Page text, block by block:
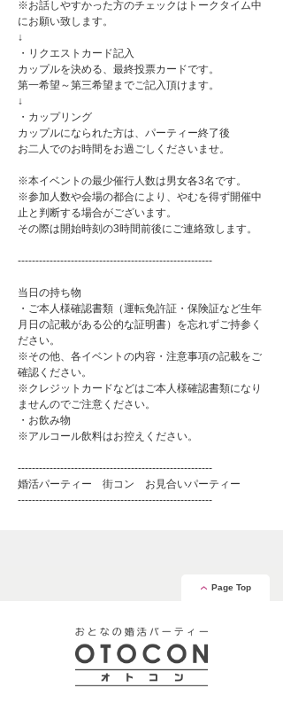
※お話しやすかった方のチェックはトークタイム中
にお願い致します。
↓
・リクエストカード記入
カップルを決める、最終投票カードです。
第一希望～第三希望までご記入頂けます。
↓
・カップリング
カップルになられた方は、パーティー終了後
お二人でのお時間をお過ごしくださいませ。
※本イベントの最少催行人数は男女各3名です。
※参加人数や会場の都合により、やむを得ず開催中
止と判断する場合がございます。
その際は開始時刻の3時間前後にご連絡致します。
-------------------------------------------------------
当日の持ち物
・ご本人様確認書類（運転免許証・保険証など生年
月日の記載がある公的な証明書）を忘れずご持参く
ださい。
※その他、各イベントの内容・注意事項の記載をご
確認ください。
※クレジットカードなどはご本人様確認書類になり
ませんのでご注意ください。
・お飲み物
※アルコール飲料はお控えください。
-------------------------------------------------------
婚活パーティー 街コン お見合いパーティー
-------------------------------------------------------
Page Top